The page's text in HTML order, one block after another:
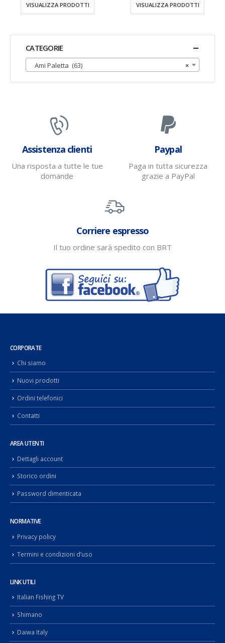
VISUALIZZA PRODOTTI VISUALIZZA
CATEGORIE
×
Ami Paletta (63)
Assistenza clienti
Una risposta a tutte le tue
domande
Paypal
Paga in tutta sicurezza
grazie a PayPal
Corriere espresso
Il tuo ordine sarà spedito con BRT
CORPORATE
Chi siamo
Nuovi prodotti
Ordini telefonici
Contatti
AREA UTENTI
Dettagli account
Storico ordini
Password dimenticata
NORMATIVE
Privacy policy
Termini e condizioni d’uso
LINK UTILI
Italian Fishing TV
Shimano
Daiwa Italy